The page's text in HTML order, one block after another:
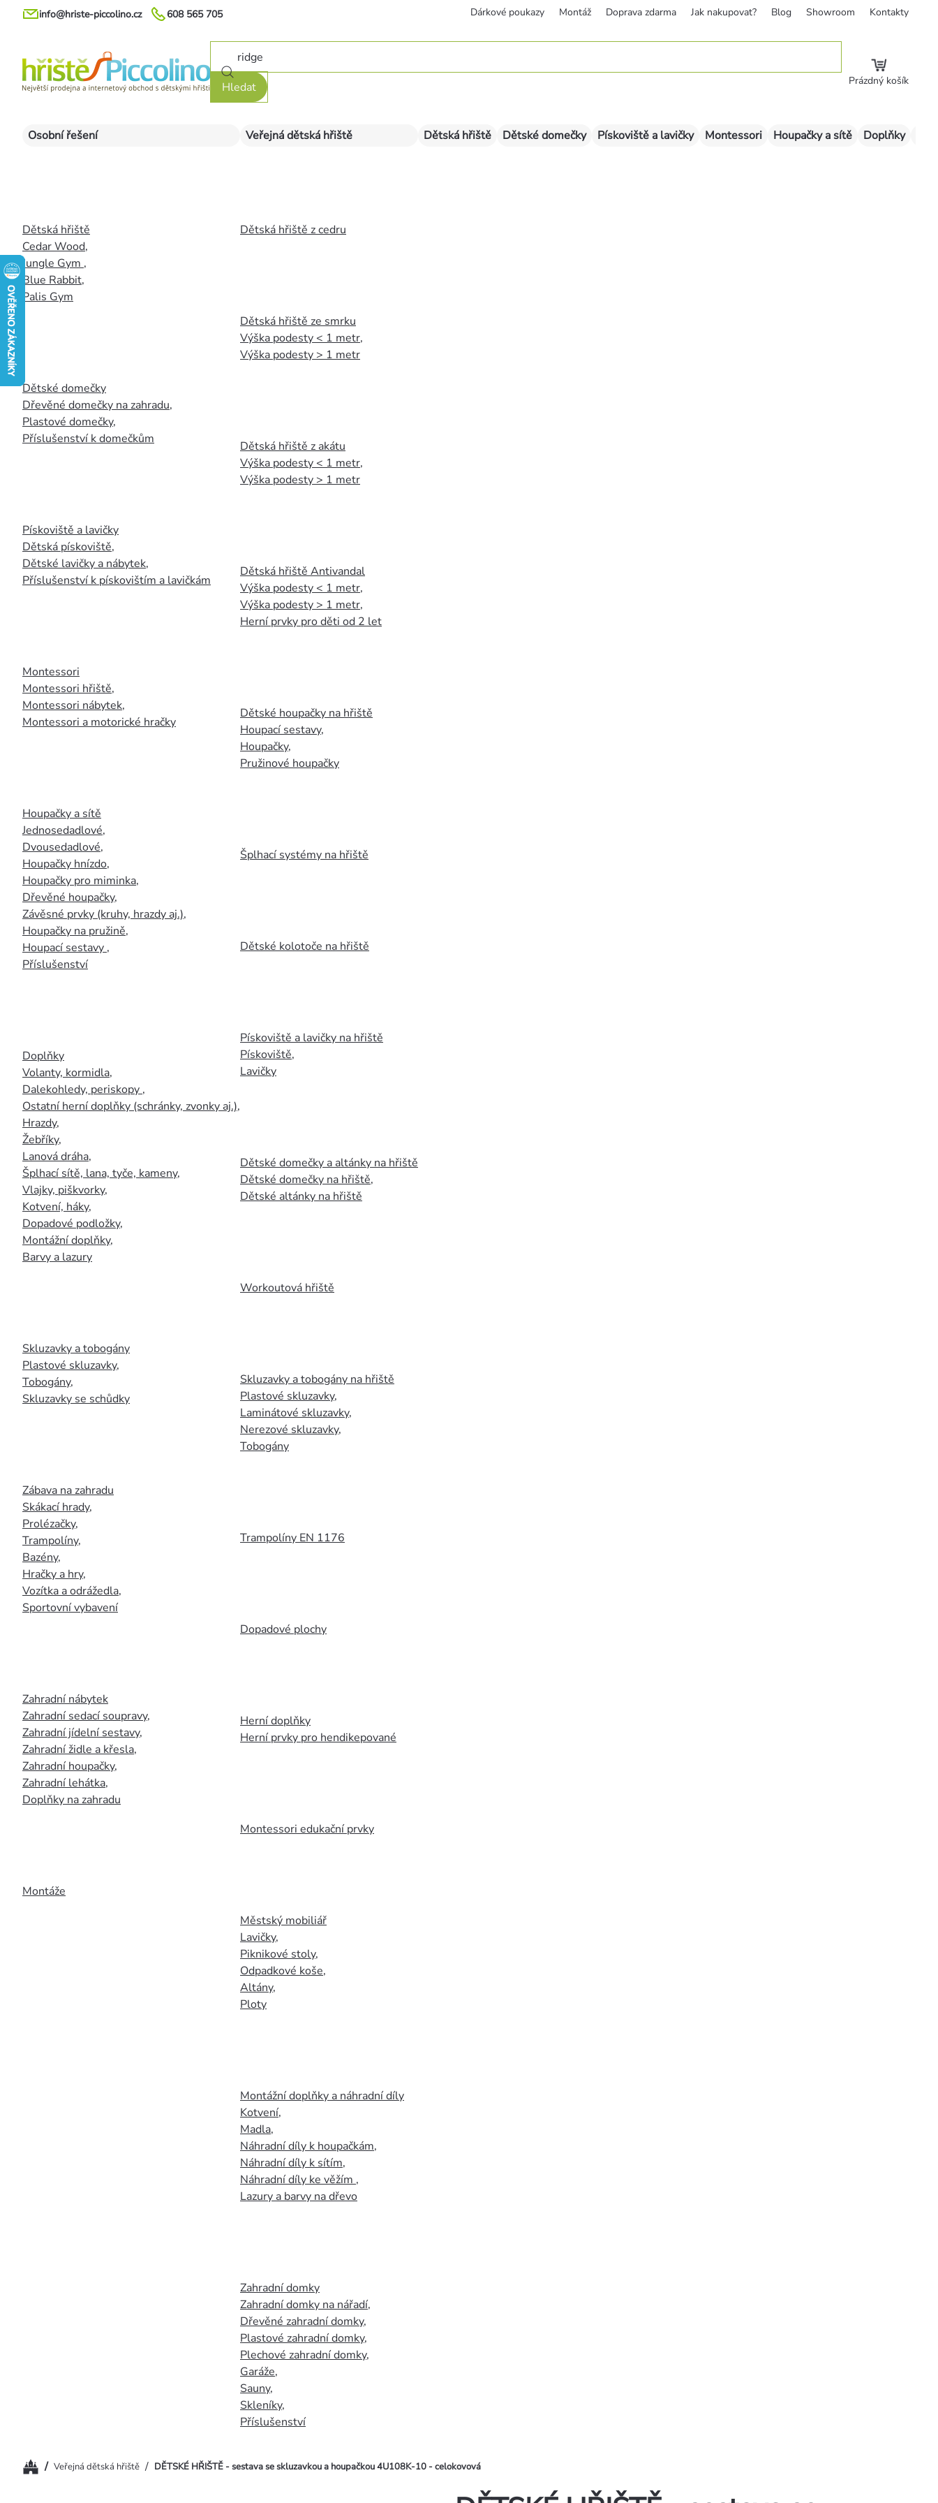
Přejít
608 565 705
info@hriste-piccolino.cz Dárkové poukazy Montáž Doprava zdarma Jak nakupovat? Blog Showroom Kontakty
Hledat Prázdný košík
Osobní řešení
Dětská hřiště
Cedar Wood,
Jungle Gym ,
Blue Rabbit,
Palis Gym
Dětské domečky
Dřevěné domečky na zahradu,
Plastové domečky,
Příslušenství k domečkům
Pískoviště a lavičky
Dětská pískoviště,
Dětské lavičky a nábytek,
Příslušenství k pískovištím a lavičkám
Montessori
Montessori hřiště,
Montessori nábytek,
Montessori a motorické hračky
Houpačky a sítě
Jednosedadlové,
Dvousedadlové,
Houpačky hnízdo,
Houpačky pro miminka,
Dřevěné houpačky,
Závěsné prvky (kruhy, hrazdy aj.),
Houpačky na pružině,
Houpací sestavy ,
Příslušenství
Doplňky
Volanty, kormidla,
Dalekohledy, periskopy ,
Ostatní herní doplňky (schránky, zvonky aj.),
Hrazdy,
Žebříky,
Lanová dráha,
Šplhací sítě, lana, tyče, kameny,
Vlajky, piškvorky,
Kotvení, háky,
Dopadové podložky,
Montážní doplňky,
Barvy a lazury
Skluzavky a tobogány
Plastové skluzavky,
Tobogány,
Skluzavky se schůdky
Zábava na zahradu
Skákací hrady,
Prolézačky,
Trampolíny,
Bazény,
Hračky a hry,
Vozítka a odrážedla,
Sportovní vybavení
Zahradní nábytek
Zahradní sedací soupravy,
Zahradní jídelní sestavy,
Zahradní židle a křesla,
Zahradní houpačky,
Zahradní lehátka,
Doplňky na zahradu
Montáže
Veřejná dětská hřiště
Dětská hřiště z cedru
Dětská hřiště ze smrku
Výška podesty < 1 metr,
Výška podesty > 1 metr
Dětská hřiště z akátu
Výška podesty < 1 metr,
Výška podesty > 1 metr
Dětská hřiště Antivandal
Výška podesty < 1 metr,
Výška podesty > 1 metr,
Herní prvky pro děti od 2 let
Dětské houpačky na hřiště
Houpací sestavy,
Houpačky,
Pružinové houpačky
Šplhací systémy na hřiště
Dětské kolotoče na hřiště
Pískoviště a lavičky na hřiště
Pískoviště,
Lavičky
Dětské domečky a altánky na hřiště
Dětské domečky na hřiště,
Dětské altánky na hřiště
Workoutová hřiště
Skluzavky a tobogány na hřiště
Plastové skluzavky,
Laminátové skluzavky,
Nerezové skluzavky,
Tobogány
Trampolíny EN 1176
Dopadové plochy
Herní doplňky
Herní prvky pro hendikepované
Montessori edukační prvky
Městský mobiliář
Lavičky,
Piknikové stoly,
Odpadkové koše,
Altány,
Ploty
Montážní doplňky a náhradní díly
Kotvení,
Madla,
Náhradní díly k houpačkám,
Náhradní díly k sítím,
Náhradní díly ke věžím ,
Lazury a barvy na dřevo
Zahradní domky
Zahradní domky na nářadí,
Dřevěné zahradní domky,
Plastové zahradní domky,
Plechové zahradní domky,
Garáže,
Sauny,
Skleníky,
Příslušenství
Dětská hřiště Dětské domečky Pískoviště a lavičky Montessori Houpačky a sítě Doplňky
Domů/ Veřejná dětská hřiště / DĚTSKÉ HŘIŠTĚ - sestava se skluzavkou a houpačkou 4U108K-10 - celokovová